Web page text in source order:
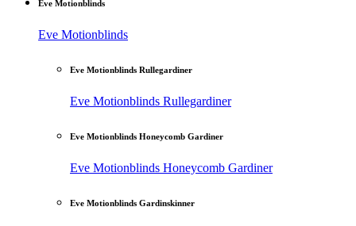
Eve Motionblinds
Eve Motionblinds
Eve Motionblinds Rullegardiner
Eve Motionblinds Rullegardiner
Eve Motionblinds Honeycomb Gardiner
Eve Motionblinds Honeycomb Gardiner
Eve Motionblinds Gardinskinner